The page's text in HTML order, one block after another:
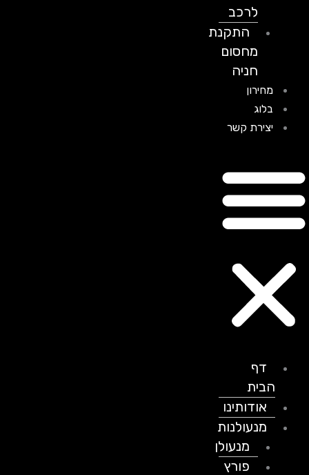
לרכב
התקנת
מחסום
חניה
מחירון
בלוג
יצירת קשר
דף
הבית
אודותינו
מנעולנות
מנעולן
פורץ